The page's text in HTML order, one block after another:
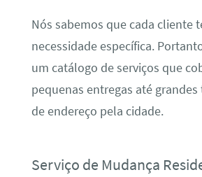
Nós sabemos que cada cliente
necessidade específica.
um catálogo de serviços que
pequenas entregas até
de endereço pela cidade.
Serviço de Mudança